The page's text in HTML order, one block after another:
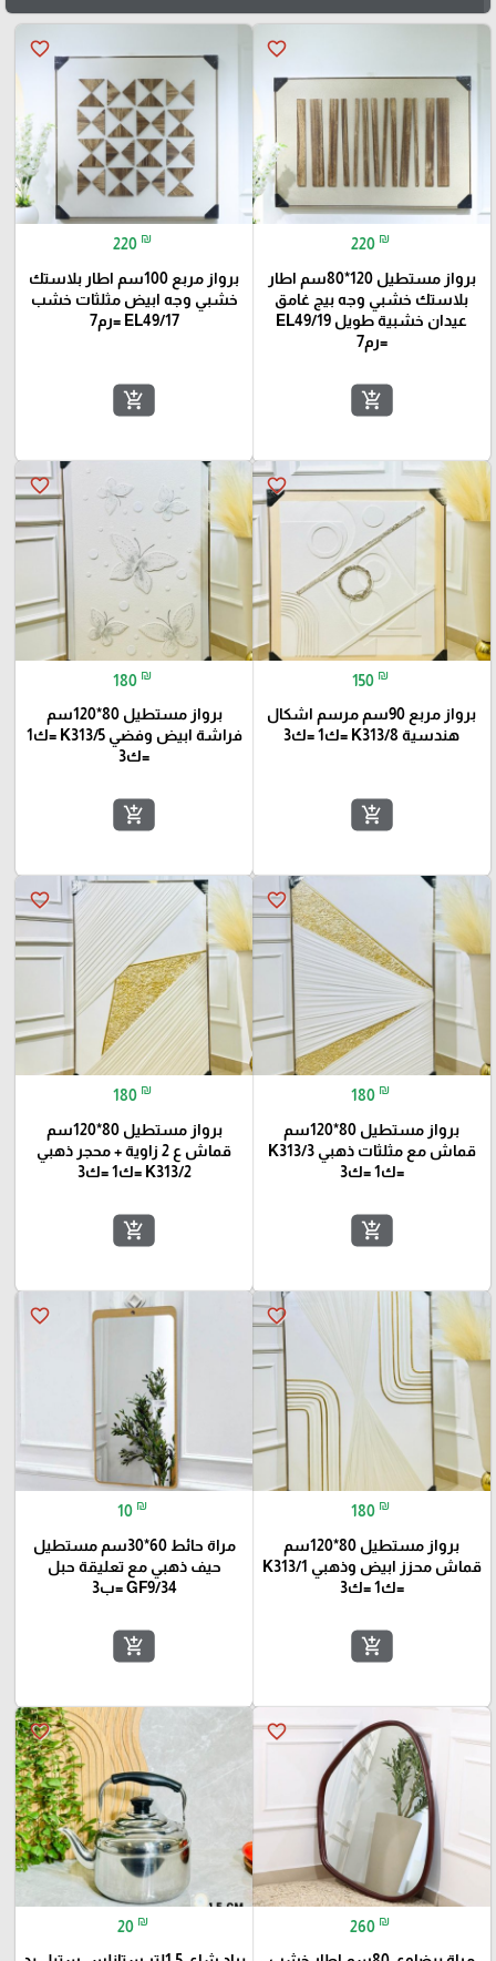
favorite_border
220 ₪
برواز مستطيل 120*80سم اطار
بلاستك خشبي وجه بيج غامق
عيدان خشبية طويل EL49/19
=رم7
add_shopping_cart
favorite_border
220 ₪
برواز مربع 100سم اطار بلاستك
خشبي وجه ابيض مثلثات خشب
EL49/17 =رم7
add_shopping_cart
favorite_border
150 ₪
برواز مربع 90سم مرسم اشكال
هندسية K313/8 =ك1 =ك3
add_shopping_cart
favorite_border
180 ₪
برواز مستطيل 80*120سم
فراشة ابيض وفضي K313/5 =ك1
=ك3
add_shopping_cart
favorite_border
180 ₪
برواز مستطيل 80*120سم
قماش مع مثلثات ذهبي K313/3
=ك1 =ك3
add_shopping_cart
favorite_border
180 ₪
برواز مستطيل 80*120سم
قماش ع 2 زاوية + محجر ذهبي
K313/2 =ك1 =ك3
add_shopping_cart
favorite_border
180 ₪
برواز مستطيل 80*120سم
قماش محزز ابيض وذهبي K313/1
=ك1 =ك3
add_shopping_cart
favorite_border
10 ₪
مراة حائط 60*30سم مستطيل
حيف ذهبي مع تعليقة حبل
GF9/34 =ب3
add_shopping_cart
favorite_border
260 ₪
favorite_border
20 ₪